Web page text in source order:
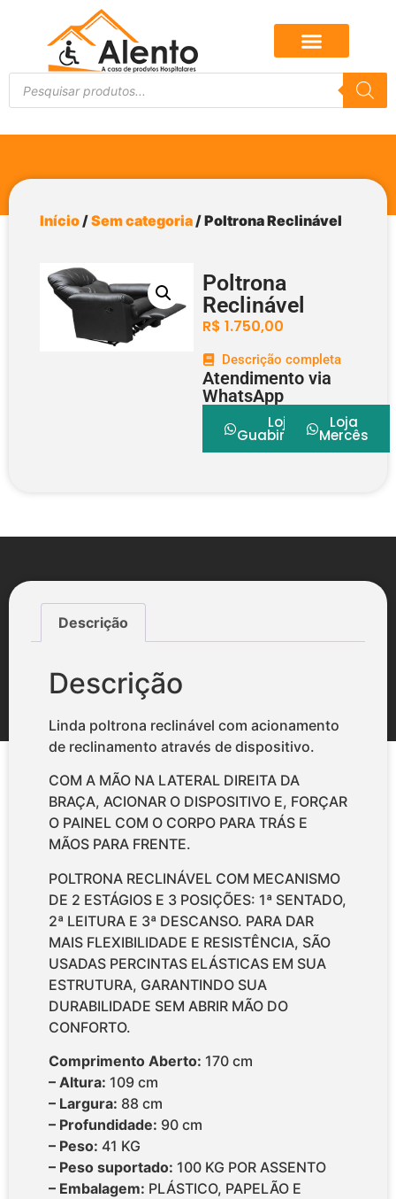
Início/Sem categoria/ Poltrona Reclinável
Poltrona
Reclinável
R$ 1.750,00
Descrição completa
Atendimento via
WhatsApp
Loja
Guabirotuba
Loja
Mercês
Descrição
Descrição
Linda poltrona reclinável com acionamento
de reclinamento através de dispositivo.
COM A MÃO NA LATERAL DIREITA DA
BRAÇA, ACIONAR O DISPOSITIVO E, FORÇAR
O PAINEL COM O CORPO PARA TRÁS E
MÃOS PARA FRENTE.
POLTRONA RECLINÁVEL COM MECANISMO
DE 2 ESTÁGIOS E 3 POSIÇÕES: 1ª SENTADO,
2ª LEITURA E 3ª DESCANSO. PARA DAR
MAIS FLEXIBILIDADE E RESISTÊNCIA, SÃO
USADAS PERCINTAS ELÁSTICAS EM SUA
ESTRUTURA, GARANTINDO SUA
DURABILIDADE SEM ABRIR MÃO DO
CONFORTO.
Comprimento Aberto: 170 cm
– Altura: 109 cm
– Largura: 88 cm
– Profundidade: 90 cm
– Peso: 41 KG
– Peso suportado: 100 KG POR ASSENTO
– Embalagem: PLÁSTICO, PAPELÃO E